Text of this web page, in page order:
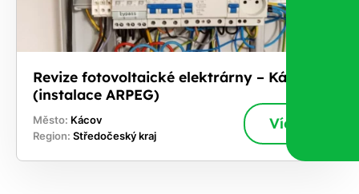
Revize fotovoltaické elektrárny – Kácov
(instalace ARPEG)
Město: Kácov
Region: Středočeský kraj
Více